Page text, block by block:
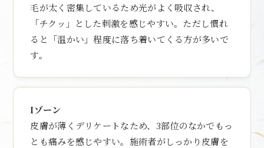
毛が太く密集しているため光がよく吸収され、
「チクッ」とした刺激を感じやすい。ただし慣れ
ると「温かい」程度に落ち着いてくる方が多いで
す。
Iゾーン
皮膚が薄くデリケートなため、3部位のなかでもっ
とも痛みを感じやすい。施術者がしっかり皮膚を